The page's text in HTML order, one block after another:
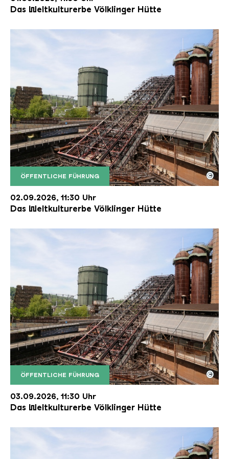
Das Weltkulturerbe Völklinger Hütte
ÖFFENTLICHE FÜHRUNG
Der Erzschrägaufzug der Völklinger Hütte mit
Copyright: Weltkulturerbe Völklinger Hütte | Karl
©
02.09.2026, 11:30 Uhr
Das Weltkulturerbe Völklinger Hütte
ÖFFENTLICHE FÜHRUNG
Der Erzschrägaufzug der Völklinger Hütte mit
Copyright: Weltkulturerbe Völklinger Hütte | Karl
©
03.09.2026, 11:30 Uhr
Das Weltkulturerbe Völklinger Hütte